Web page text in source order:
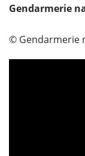
Gendarmerie
© Gendarmerie